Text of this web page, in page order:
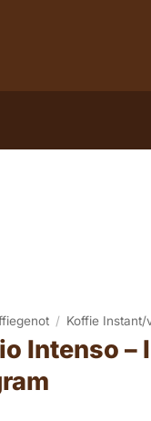
/ Koffie Instant/
Intenso –